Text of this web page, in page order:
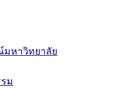
มหาวิทยาลัย
ม